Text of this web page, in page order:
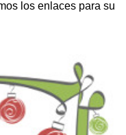
los enlaces para su